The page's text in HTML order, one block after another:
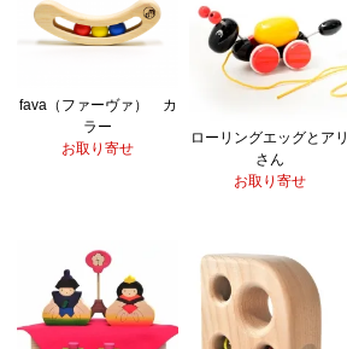
fava（ファーヴァ） カ
ラー
お取り寄せ
ローリングエッグとアリ
さん
お取り寄せ